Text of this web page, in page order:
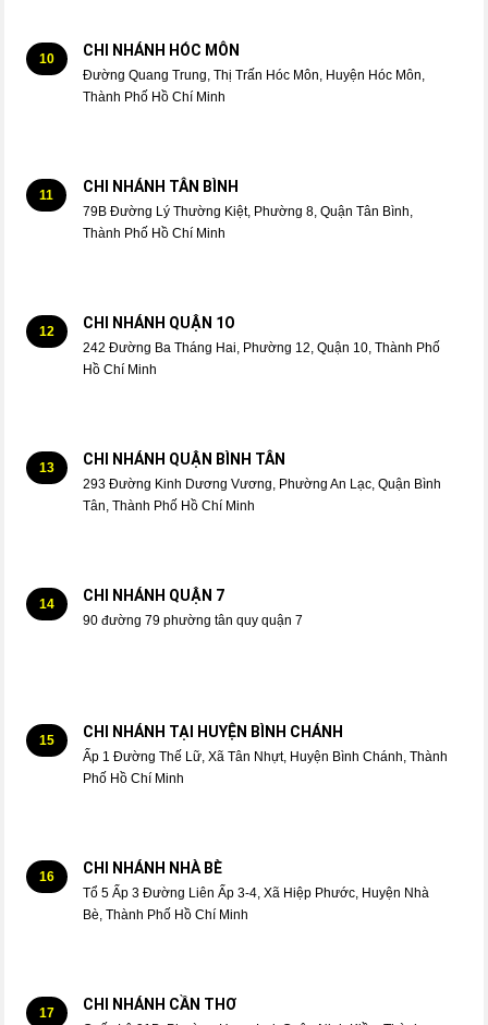
10 CHI NHÁNH HÓC MÔN
Đường Quang Trung, Thị Trấn Hóc Môn, Huyện Hóc Môn,
Thành Phố Hồ Chí Minh
11 CHI NHÁNH TÂN BÌNH
79B Đường Lý Thường Kiệt, Phường 8, Quận Tân Bình,
Thành Phố Hồ Chí Minh
12 CHI NHÁNH QUẬN 1O
242 Đường Ba Tháng Hai, Phường 12, Quận 10, Thành Phố
Hồ Chí Minh
13 CHI NHÁNH QUẬN BÌNH TÂN
293 Đường Kinh Dương Vương, Phường An Lạc, Quận Bình
Tân, Thành Phố Hồ Chí Minh
14 CHI NHÁNH QUẬN 7
90 đường 79 phường tân quy quận 7
15 CHI NHÁNH TẠI HUYỆN BÌNH CHÁNH
Ấp 1 Đường Thế Lữ, Xã Tân Nhựt, Huyện Bình Chánh, Thành
Phố Hồ Chí Minh
16 CHI NHÁNH NHÀ BÈ
Tổ 5 Ấp 3 Đường Liên Ấp 3-4, Xã Hiệp Phước, Huyện Nhà
Bè, Thành Phố Hồ Chí Minh
17 CHI NHÁNH CẦN THƠ